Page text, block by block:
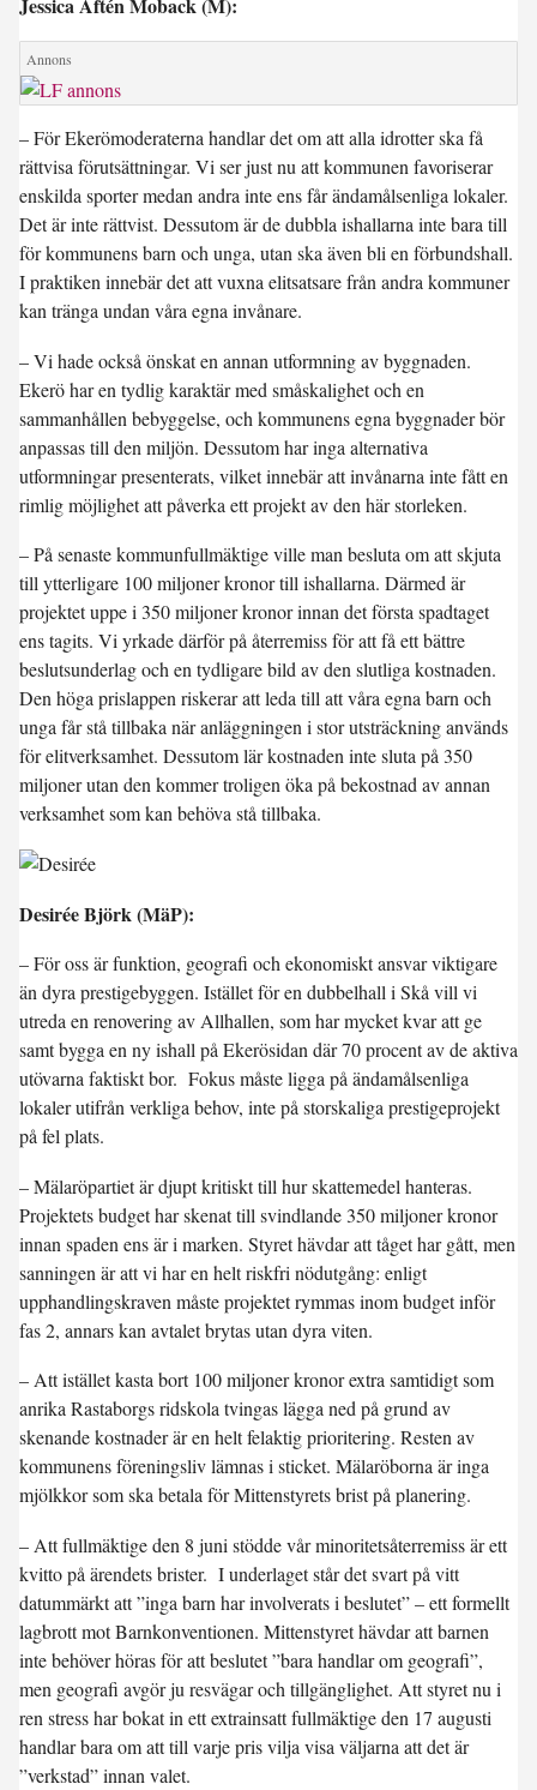
– För Ekerömoderaterna handlar det om att alla idrotter ska få
rättvisa förutsättningar. Vi ser just nu att kommunen favoriserar
enskilda sporter medan andra inte ens får ändamålsenliga lokaler.
Det är inte rättvist. Dessutom är de dubbla ishallarna inte bara till
för kommunens barn och unga, utan ska även bli en förbundshall.
I praktiken innebär det att vuxna elitsatsare från andra kommuner
kan tränga undan våra egna invånare.
– Vi hade också önskat en annan utformning av byggnaden.
Ekerö har en tydlig karaktär med småskalighet och en
sammanhållen bebyggelse, och kommunens egna byggnader bör
anpassas till den miljön. Dessutom har inga alternativa
utformningar presenterats, vilket innebär att invånarna inte fått en
rimlig möjlighet att påverka ett projekt av den här storleken.
– På senaste kommunfullmäktige ville man besluta om att skjuta
till ytterligare 100 miljoner kronor till ishallarna. Därmed är
projektet uppe i 350 miljoner kronor innan det första spadtaget
ens tagits. Vi yrkade därför på återremiss för att få ett bättre
beslutsunderlag och en tydligare bild av den slutliga kostnaden.
Den höga prislappen riskerar att leda till att våra egna barn och
unga får stå tillbaka när anläggningen i stor utsträckning används
för elitverksamhet. Dessutom lär kostnaden inte sluta på 350
miljoner utan den kommer troligen öka på bekostnad av annan
verksamhet som kan behöva stå tillbaka.
Desirée Björk (MäP):
– För oss är funktion, geografi och ekonomiskt ansvar viktigare
än dyra prestigebyggen. Istället för en dubbelhall i Skå vill vi
utreda en renovering av Allhallen, som har mycket kvar att ge
samt bygga en ny ishall på Ekerösidan där 70 procent av de aktiva
utövarna faktiskt bor. Fokus måste ligga på ändamålsenliga
lokaler utifrån verkliga behov, inte på storskaliga prestigeprojekt
på fel plats.
– Mälaröpartiet är djupt kritiskt till hur skattemedel hanteras.
Projektets budget har skenat till svindlande 350 miljoner kronor
innan spaden ens är i marken. Styret hävdar att tåget har gått, men
sanningen är att vi har en helt riskfri nödutgång: enligt
upphandlingskraven måste projektet rymmas inom budget inför
fas 2, annars kan avtalet brytas utan dyra viten.
– Att istället kasta bort 100 miljoner kronor extra samtidigt som
anrika Rastaborgs ridskola tvingas lägga ned på grund av
skenande kostnader är en helt felaktig prioritering. Resten av
kommunens föreningsliv lämnas i sticket. Mälaröborna är inga
mjölkkor som ska betala för Mittenstyrets brist på planering.
– Att fullmäktige den 8 juni stödde vår minoritetsåterremiss är ett
kvitto på ärendets brister. I underlaget står det svart på vitt
datummärkt att ”inga barn har involverats i beslutet” – ett formellt
lagbrott mot Barnkonventionen. Mittenstyret hävdar att barnen
inte behöver höras för att beslutet ”bara handlar om geografi”,
men geografi avgör ju resvägar och tillgänglighet. Att styret nu i
ren stress har bokat in ett extrainsatt fullmäktige den 17 augusti
handlar bara om att till varje pris vilja visa väljarna att det är
”verkstad” innan valet.